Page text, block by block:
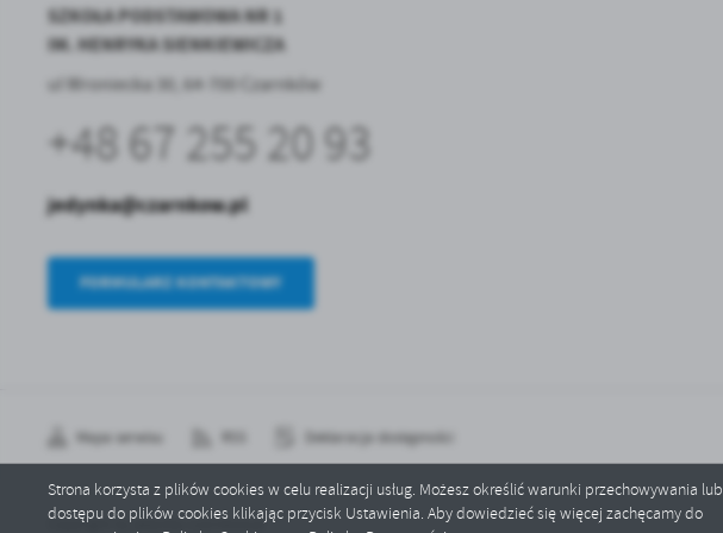
Strona korzysta z plików cookies w celu realizacji usług. Możesz określić warunki przechowywania lub
dostępu do plików cookies klikając przycisk Ustawienia. Aby dowiedzieć się więcej zachęcamy do
SZKOŁA PODSTAWOWA NR 1
IM. HENRYKA SIENKIEWICZA
ul Wroniecka 30, 64-700 Czarnków
+48 67 255 20 93
jedynka@czarnkow.pl
FORMULARZ KONTAKTOWY
Mapa serwisu Deklaracja dostępności
Copyright by jedynka.czarnkow.pl